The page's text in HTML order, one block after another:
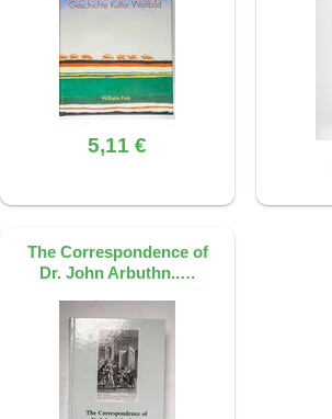
5,11 €
The Correspondence of
Dr. John Arbuthn..…